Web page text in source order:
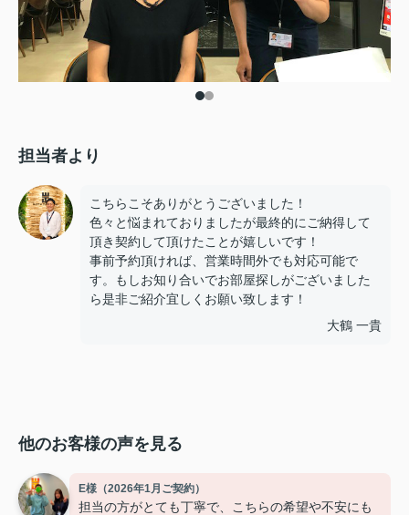
担当者より
こちらこそありがとうございました！
色々と悩まれておりましたが最終的にご納得して
頂き契約して頂けたことが嬉しいです！
事前予約頂ければ、営業時間外でも対応可能で
す。もしお知り合いでお部屋探しがございました
ら是非ご紹介宜しくお願い致します！
大鶴 一貴
他のお客様の声を見る
E様（2026年1月ご契約）
担当の方がとても丁寧で、こちらの希望や不安にも